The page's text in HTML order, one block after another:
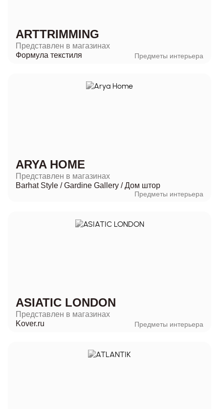
ARTTRIMMING
Представлен в магазинах
Формула текстиля
Предметы интерьера
ARYA HOME
Представлен в магазинах
Barhat Style /Gardine Gallery /Дом штор
Предметы интерьера
ASIATIC LONDON
Представлен в магазинах
Kover.ru
Предметы интерьера